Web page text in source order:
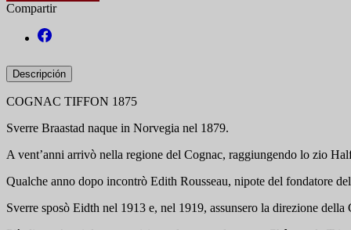
Compartir
Descripción
COGNAC TIFFON 1875
Sverre Braastad naque in Norvegia nel 1879.
A vent’anni arrivò nella regione del Cognac, raggiungendo lo zio
Qualche anno dopo incontrò Edith Rousseau, nipote del fondatore
Sverre sposò Eidth nel 1913 e, nel 1919, assunsero la direzione